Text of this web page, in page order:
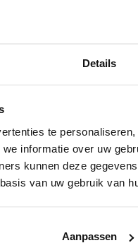
Details
te
informatie over uw
kunnen deze
van uw gebruik van
Aanpassen
of the knee before and